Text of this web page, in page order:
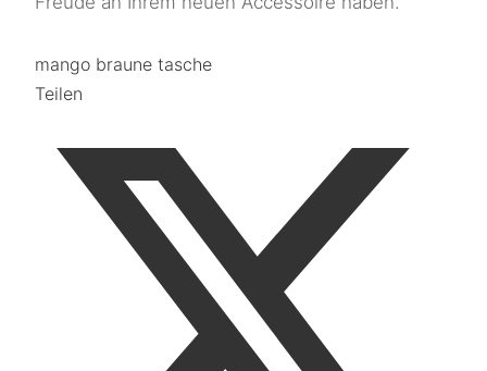
mango braune tasche
Teilen